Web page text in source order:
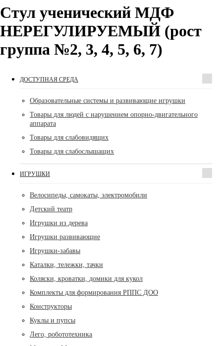
Стул ученический МДФ
НЕРЕГУЛИРУЕМЫЙ (рост
группа №2, 3, 4, 5, 6, 7)
ДОСТУПНАЯ СРЕДА
Образовательные системы и развивающие игрушки
Товары для людей с нарушением опорно-двигательного
аппарата
Товары для слабовидящих
Товары для слабослышащих
ИГРУШКИ
Велосипеды, самокаты, электромобили
Детский театр
Игрушки из дерева
Игрушки развивающие
Игрушки-забавы
Каталки, тележки, тачки
Коляски, кроватки, домики для кукол
Комплекты для формирования РППС ДОО
Конструкторы
Куклы и пупсы
Лего, робототехника